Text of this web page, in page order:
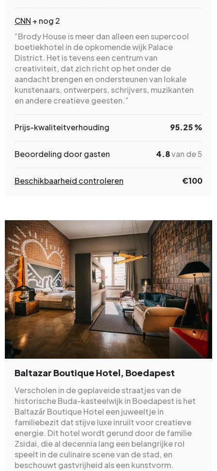
CNN + nog 2
“Brody House is meer dan alleen een supercool
boetiekhotel in de opkomende wijk Palace
District. Het is tevens een centrum van
creativiteit, dat zich richt op het onder de
aandacht brengen en ondersteunen van lokale
kunstenaars, ontwerpers, schrijvers, muzikanten
en andere creatieve geesten.”
Prijs-kwaliteitverhouding 95.25 %
Beoordeling door gasten 4.8van de 5
Beschikbaarheid controleren €100
Baltazar Boutique Hotel, Boedapest
Verscholen in de geplaveide straatjes van de
historische Buda-kasteelwijk in Boedapest is het
Baltazár Boutique Hotel een juweeltje in
familiebezit dat stijve luxe inruilt voor creatieve
energie. Dit hotel wordt gerund door de familie
Zsidai, die al decennia lang een belangrijke rol
speelt in de culinaire scene van de stad, en
beschouwt gastvrijheid als een kunstvorm.